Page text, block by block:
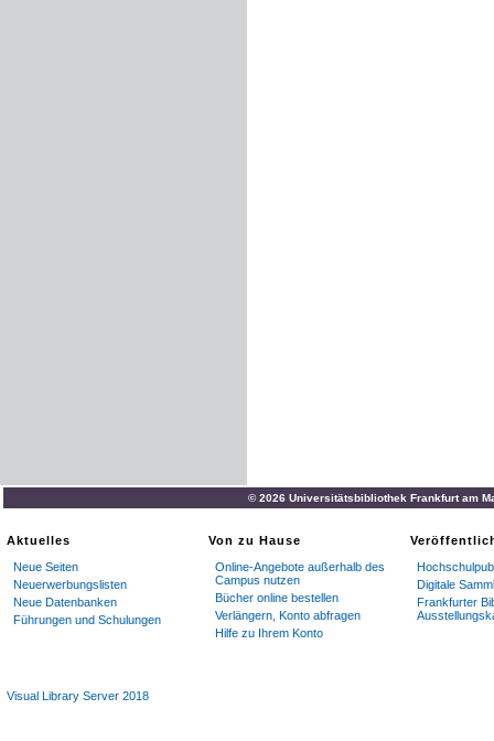
© 2026 Universitätsbibliothek Frankfurt am
Aktuelles
Neue Seiten
Neuerwerbungslisten
Neue Datenbanken
Führungen und Schulungen
Von zu Hause
Online-Angebote außerhalb des
Campus nutzen
Bücher online bestellen
Verlängern, Konto abfragen
Hilfe zu Ihrem Konto
Digitale
Frankfurter
Visual Library Server 2018